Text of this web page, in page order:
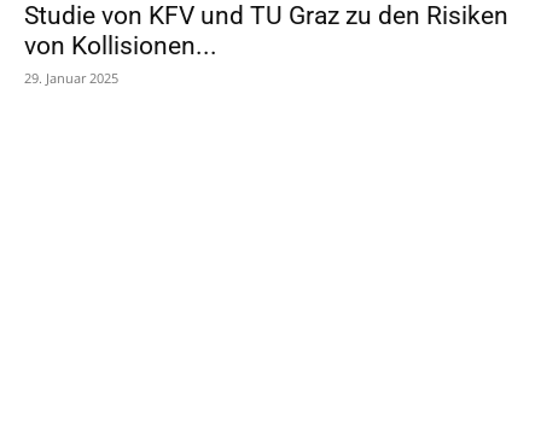
Studie von KFV und TU Graz zu den Risiken
von Kollisionen...
29. Januar 2025